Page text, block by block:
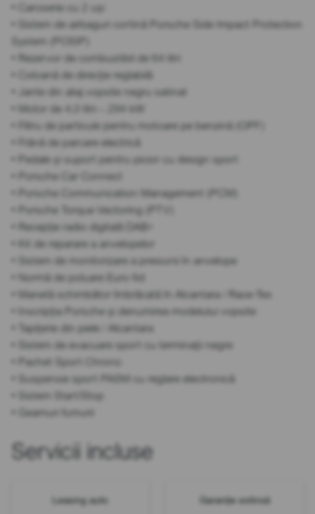
• Caroserie cu 2 uși
• Sistem de airbaguri cortină Porsche Side Impact Protection
System (POSIP)
• Rezervor de combustibil de 64 litri
• Coloană de direcție reglabilă
• Jante din aliaj vopsite negru satinat
• Motor de 4,0 litri – 294 kW
• Filtru de particule pentru motoare pe benzină (OPF)
• Frână de parcare electrică
• Pedale și suport pentru picior cu design sport
• Porsche Car Connect
• Porsche Communication Management (PCM)
• Porsche Torque Vectoring (PTV)
• Recepție radio digitală DAB+
• Kit de reparare a anvelopelor
• Sistem de monitorizare a presiunii în anvelope
• Normă de poluare Euro 6d
• Manetă schimbător îmbrăcată în Alcantara / Race-Tex
• Inscripția Porsche și denumirea modelului vopsite
• Tapițerie din piele / Alcantara
• Sistem de evacuare sport cu terminații negre
• Pachet Sport Chrono
• Suspensie sport PASM cu reglare electronică
• Sistem Start/Stop
• Geamuri fumurii
Servicii incluse
Leasing auto Garanție extinsă